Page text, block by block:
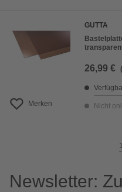
Merken
GUTTA
26,99 €
Nicht
1
Newsletter: